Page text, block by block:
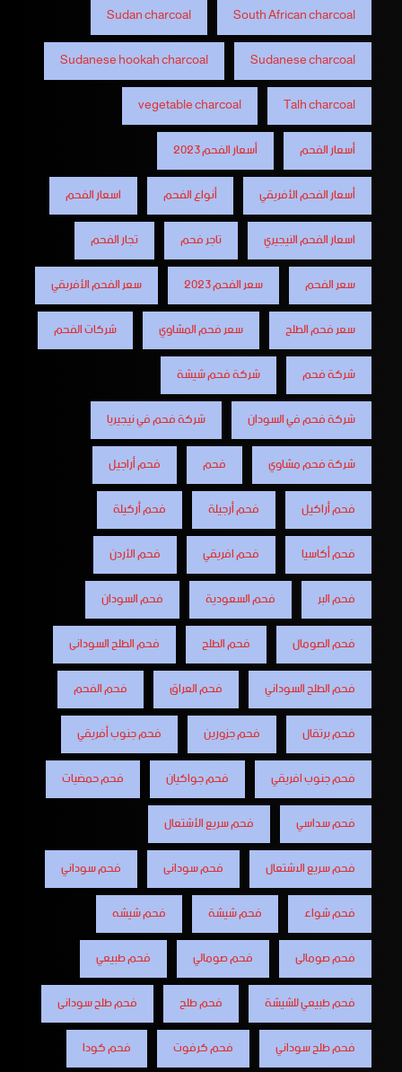
South African charcoal
Sudan charcoal
Sudanese charcoal
Sudanese hookah charcoal
Talh charcoal
vegetable charcoal
أسعار الفحم
أسعار الفحم 2023
أسعار الفحم الأفريقي
أنواع الفحم
اسعار الفحم
اسعار الفحم النيجيري
تاجر فحم
تجار الفحم
سعر الفحم
سعر الفحم 2023
سعر الفحم الأفريقي
سعر فحم الطلح
سعر فحم المشاوي
شركات الفحم
شركة فحم
شركة فحم شيشة
شركة فحم في السودان
شركة فحم في نيجيريا
شركة فحم مشاوي
فحم
فحم أراجيل
فحم أراكيل
فحم أرجيلة
فحم أركيلة
فحم أكاسيا
فحم افريقي
فحم الأردن
فحم البر
فحم السعودية
فحم السودان
فحم الصومال
فحم الطلح
فحم الطلح السودانى
فحم الطلح السوداني
فحم العراق
فحم الفحم
فحم برتقال
فحم جزورين
فحم جنوب أفريقي
فحم جنوب افريقي
فحم جواكيان
فحم حمضيات
فحم سداسي
فحم سريع الأشتعال
فحم سريع الاشتعال
فحم سودانى
فحم سوداني
فحم شواء
فحم شيشة
فحم شيشه
فحم صومالى
فحم صومالي
فحم طبيعي
فحم طبيعي للشيشة
فحم طلح
فحم طلح سودانى
فحم طلح سوداني
فحم كرفوت
فحم كودا